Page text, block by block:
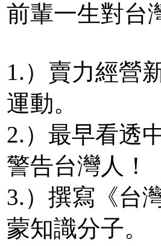
前輩一生對台
1.）賣力經營
運動。
2.）最早看透
警告台灣人！
3.）撰寫《台
蒙知識分子。